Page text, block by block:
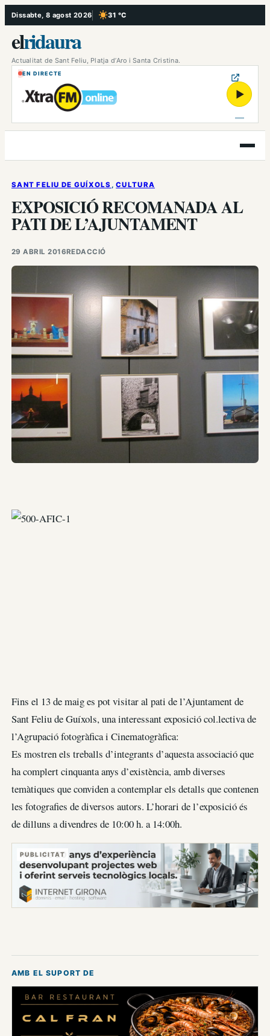
Vés
al
contingut
Dissabte, 8 agost 2026 31 °C
, Cel serè
elridaura
Actualitat de Sant Feliu, Platja d’Aro i Santa Cristina.
EN DIRECTE
▶
Obre
el
SANT FELIU DE GUÍXOLS , CULTURA
EXPOSICIÓ RECOMANADA AL
PATI DE L’AJUNTAMENT
29 ABRIL 2016REDACCIÓ
Fins el 13 de maig es pot visitar al pati de l’Ajuntament de
Sant Feliu de Guíxols, una interessant exposició col.lectiva de
l’Agrupació fotogràfica i Cinematogràfica:
Es mostren els treballs d’integrants d’aquesta associació que
ha complert cinquanta anys d’existència, amb diverses
temàtiques que conviden a contemplar els detalls que contenen
les fotografies de diversos autors. L’horari de l’exposició és
de dilluns a divendres de 10:00 h. a 14:00h.
PUBLICITAT
AMB EL SUPORT DE